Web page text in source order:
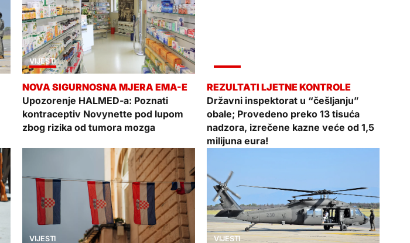
VIJESTI
Upozorenje HALMED-a: Poznati
kontraceptiv Novynette pod lupom
zbog rizika od tumora mozga
Državni inspektorat u “češljanju”
obale; Provedeno preko 13 tisuća
nadzora, izrečene kazne veće od 1,5
milijuna eura!
VIJESTI VIJESTI